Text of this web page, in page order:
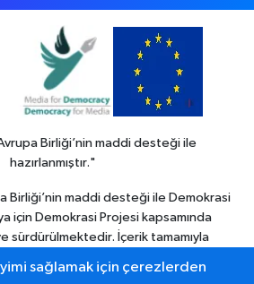
Birliği’nin maddi desteği ile
hazırlanmıştır."
Birliği’nin maddi desteği ile Demokrasi
için Demokrasi Projesi kapsamında
sürdürülmektedir. İçerik tamamıyla
yansıtmak zorunda değildir."
sağlamak için çerezlerden